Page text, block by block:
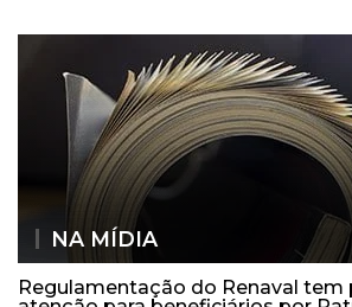
NA MÍDIA
Regulamentação do Renaval tem